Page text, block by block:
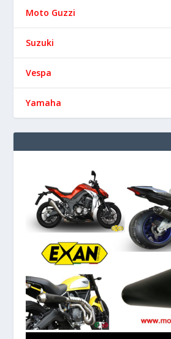
Moto Guzzi
Suzuki
Vespa
Yamaha